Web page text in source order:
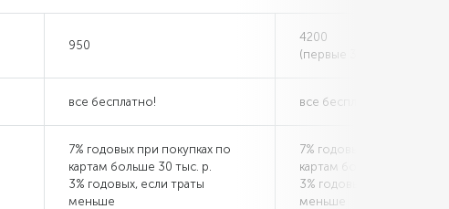
950
4200
(первые 3 месяца 700 р.)
все бесплатно! все бесплатно!
7% годовых при покупках по
картам больше 30 тыс. р.
3% годовых, если траты
меньше
7% годовых при покупках
картам больше 30 тыс. р.
3% годовых, если траты
меньше